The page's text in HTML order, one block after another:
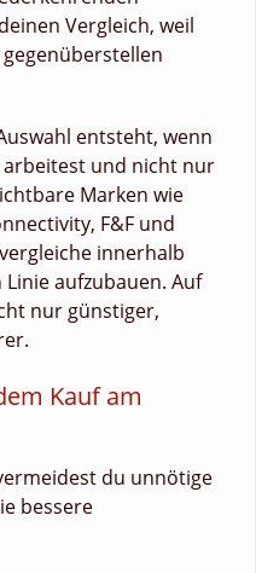
Vergleich, weil
entsteht, wenn
und nicht nur
Marken wie
F&F und
innerhalb
aufzubauen. Auf
nur günstiger,
Kauf am
du unnötige
bessere